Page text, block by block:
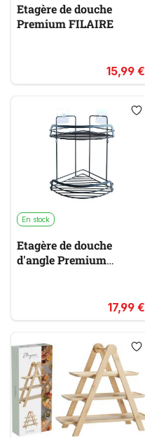
Etagère de douche
Premium FILAIRE
15,99 €
En stock
Etagère de douche
d'angle Premium
17,99 €